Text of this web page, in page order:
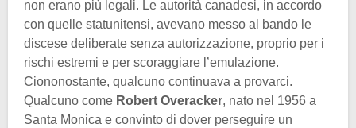
non erano più legali. Le autorità canadesi, in accordo
con quelle statunitensi, avevano messo al bando le
discese deliberate senza autorizzazione, proprio per i
rischi estremi e per scoraggiare l’emulazione.
Ciononostante, qualcuno continuava a provarci.
Qualcuno come Robert Overacker, nato nel 1956 a
Santa Monica e convinto di dover perseguire un